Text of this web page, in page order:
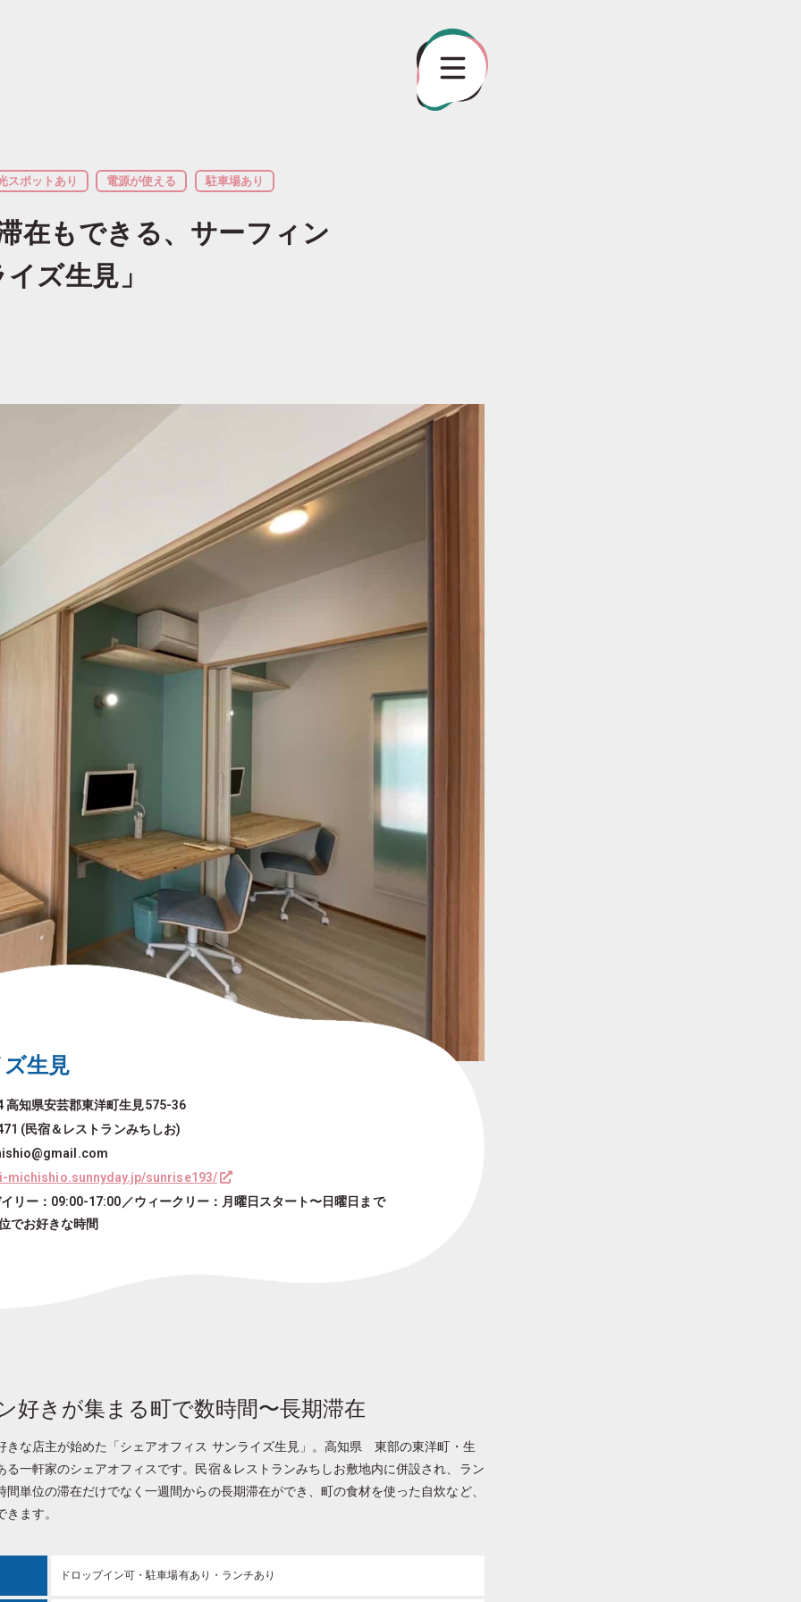
在もできる、サーフィン
ズ生見」
生見
高知県安芸郡東洋町生見575-36
(民宿＆レストランみちしお)
michishio.sunnyday.jp/sunrise193/
リー：09:00-17:00／ウィークリー：月曜日スタート〜日曜日まで
でお好きな時間
好きが集まる町で数時間〜長期滞在
きな店主が始めた「シェアオフィス サンライズ生見」。高知県 東部の東洋町・生
る一軒家のシェアオフィスです。民宿＆レストランみちしお敷地内に併設され、ラン
間単位の滞在だけでなく一週間からの長期滞在ができ、町の食材を使った自炊など、
ます。
ドロップイン可・駐車場有あり・ランチあり